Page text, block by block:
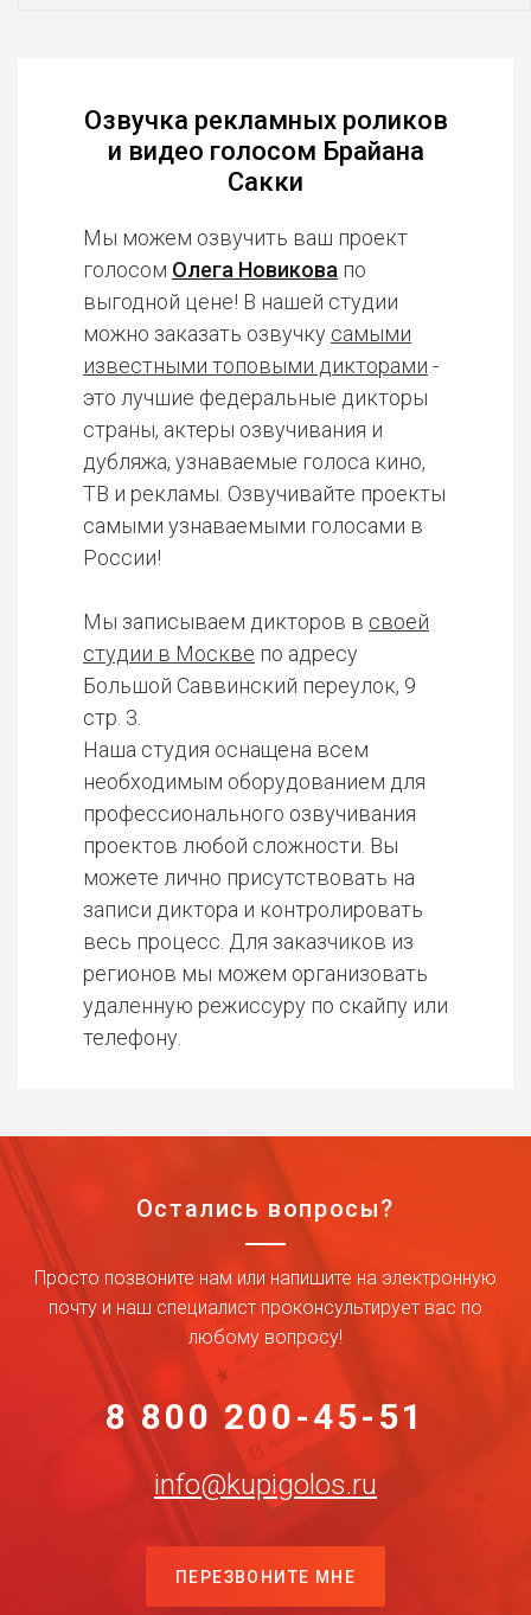
Озвучка рекламных роликов
и видео голосом Брайана
Сакки
Мы можем озвучить ваш проект
голосом Олега Новикова по
выгодной цене! В нашей студии
можно заказать озвучку самыми
известными топовыми дикторами -
это лучшие федеральные дикторы
страны, актеры озвучивания и
дубляжа, узнаваемые голоса кино,
ТВ и рекламы. Озвучивайте проекты
самыми узнаваемыми голосами в
России!
Мы записываем дикторов в своей
студии в Москве по адресу
Большой Саввинский переулок, 9
стр. 3.
Наша студия оснащена всем
необходимым оборудованием для
профессионального озвучивания
проектов любой сложности. Вы
можете лично присутствовать на
записи диктора и контролировать
весь процесс. Для заказчиков из
регионов мы можем организовать
удаленную режиссуру по скайпу или
телефону.
Остались вопросы?
Просто позвоните нам или напишите на электронную
почту и наш специалист проконсультирует вас по
любому вопросу!
8 800 200-45-51
info@kupigolos.ru
ПЕРЕЗВОНИТЕ МНЕ